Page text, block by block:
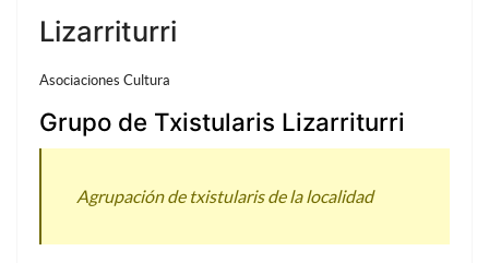
Lizarriturri
Asociaciones Cultura
Grupo de Txistularis Lizarriturri
Agrupación de txistularis de la localidad